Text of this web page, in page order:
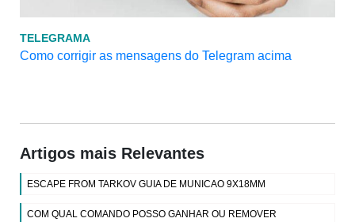
TELEGRAMA
Como corrigir as mensagens do Telegram acima
Artigos mais Relevantes
ESCAPE FROM TARKOV GUIA DE MUNICAO 9X18MM
COM QUAL COMANDO POSSO GANHAR OU REMOVER